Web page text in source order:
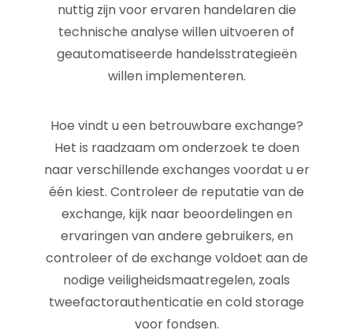
nuttig zijn voor ervaren handelaren die
technische analyse willen uitvoeren of
geautomatiseerde handelsstrategieën
willen implementeren.
Hoe vindt u een betrouwbare exchange?
Het is raadzaam om onderzoek te doen
naar verschillende exchanges voordat u er
één kiest. Controleer de reputatie van de
exchange, kijk naar beoordelingen en
ervaringen van andere gebruikers, en
controleer of de exchange voldoet aan de
nodige veiligheidsmaatregelen, zoals
tweefactorauthenticatie en cold storage
voor fondsen.